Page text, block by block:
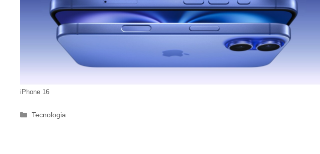
iPhone 16
Categorie
Tecnologia